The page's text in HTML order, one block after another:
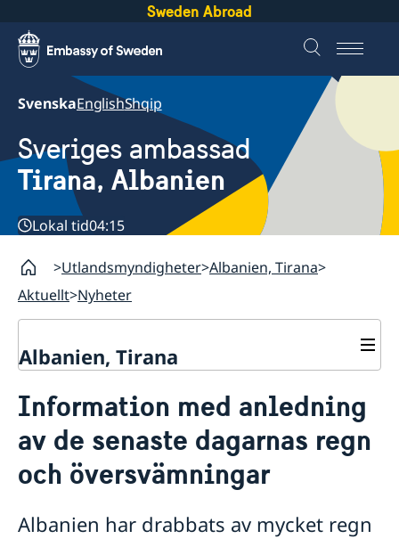
Sweden Abroad
SvenskaEnglishShqip
Sveriges ambassad
Tirana, Albanien
Lokal tid04:15
Utlandsmyndigheter Albanien, Tirana
Aktuellt Nyheter
Albanien, Tirana
Om oss
Ambassadör
Så stöttar vi svenska företag
Vi är en resurs för svenska företag
Team Sweden
Svenska företag i Albanien
Aktuellt
Information med anledning
av de senaste dagarnas regn
och översvämningar
Albanien har drabbats av mycket regn